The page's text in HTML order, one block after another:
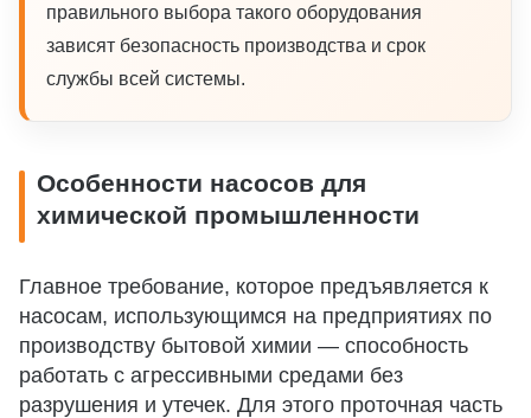
правильного выбора такого оборудования
зависят безопасность производства и срок
службы всей системы.
Особенности насосов для
химической промышленности
Главное требование, которое предъявляется к
насосам, использующимся на предприятиях по
производству бытовой химии — способность
работать с агрессивными средами без
разрушения и утечек. Для этого проточная часть